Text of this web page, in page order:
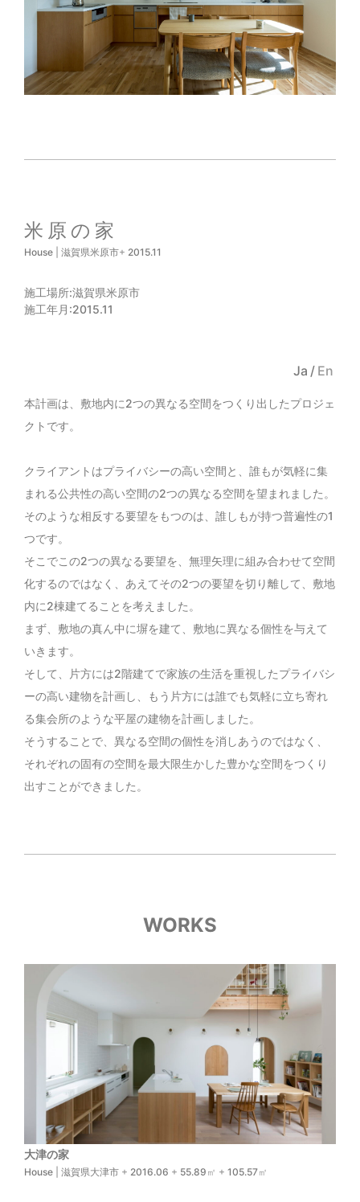
米原の家
House 滋賀県米原市+ 2015.11
施工場所:滋賀県米原市
施工年月:2015.11
Ja / En
本計画は、敷地内に2つの異なる空間をつくり出したプロジェ
クトです。
クライアントはプライバシーの高い空間と、誰もが気軽に集
まれる公共性の高い空間の2つの異なる空間を望まれました。
そのような相反する要望をもつのは、誰しもが持つ普遍性の1
つです。
そこでこの2つの異なる要望を、無理矢理に組み合わせて空間
化するのではなく、あえてその2つの要望を切り離して、敷地
内に2棟建てることを考えました。
まず、敷地の真ん中に塀を建て、敷地に異なる個性を与えて
いきます。
そして、片方には2階建てで家族の生活を重視したプライバシ
ーの高い建物を計画し、もう片方には誰でも気軽に立ち寄れ
る集会所のような平屋の建物を計画しました。
そうすることで、異なる空間の個性を消しあうのではなく、
それぞれの固有の空間を最大限生かした豊かな空間をつくり
出すことができました。
WORKS
大津の家
House 滋賀県大津市 + 2016.06 + 55.89 ㎡ + 105.57㎡